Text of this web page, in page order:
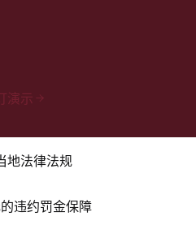
演示
地法律法规
违约罚金保障